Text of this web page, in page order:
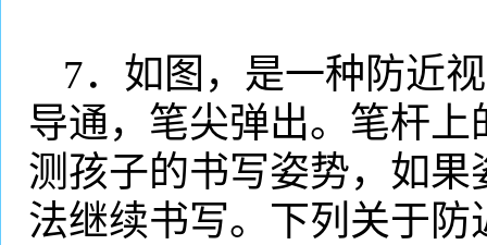
7．如图，是一种防近
导通，笔尖弹出。笔杆
测孩子的书写姿势，如
法继续书写。下列关于